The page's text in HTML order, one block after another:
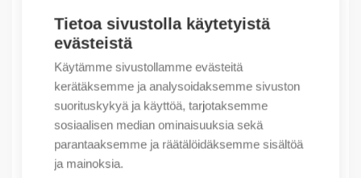
Tietoa sivustolla käytetyistä
evästeistä
Käytämme sivustollamme evästeitä
kerätäksemme ja analysoidaksemme sivuston
suorituskykyä ja käyttöä, tarjotaksemme
sosiaalisen median ominaisuuksia sekä
parantaaksemme ja räätälöidäksemme sisältöä
ja mainoksia.
Outlet – Erikoishinnat
(X) PanelView Plus 7 Standard 10″W Termi
1464,21€/ myyntierä
Myyntierä sis. 1 kpl
Varastossa